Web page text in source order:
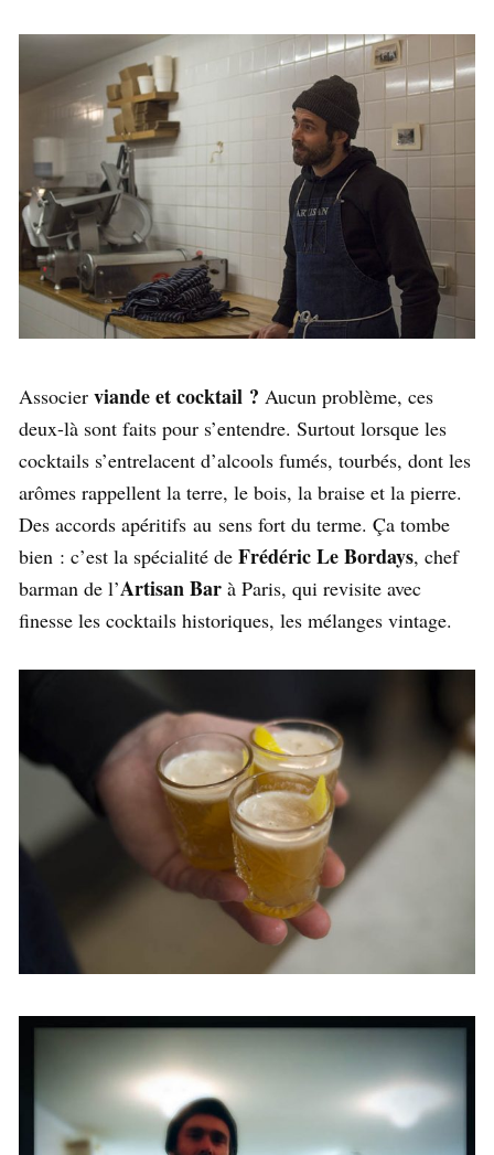
Associer viande et cocktail ? Aucun problème, ces
deux-là sont faits pour s’entendre. Surtout lorsque les
cocktails s’entrelacent d’alcools fumés, tourbés, dont les
arômes rappellent la terre, le bois, la braise et la pierre.
Des accords apéritifs au sens fort du terme. Ça tombe
bien : c’est la spécialité de Frédéric Le Bordays, chef
barman de l’Artisan Bar à Paris, qui revisite avec
finesse les cocktails historiques, les mélanges vintage.